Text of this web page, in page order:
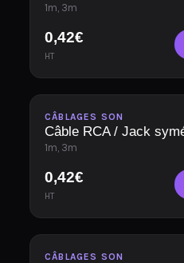
1m, 3m
0,42€
HT
Disponible
CÂBLAGES SON
Câble RCA / Jack
1m, 3m
0,42€
HT
Disponible
CÂBLAGES SON